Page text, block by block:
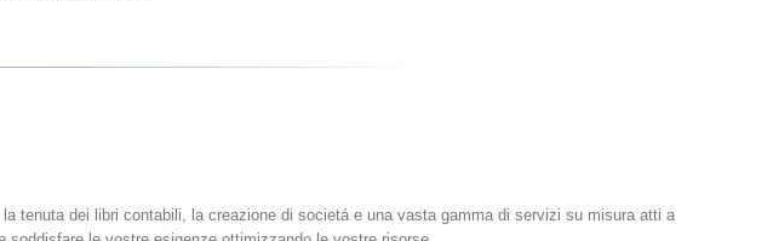
tenuta dei libri contabili, la creazione di societá e una vasta gamma di servizi su misura atti a